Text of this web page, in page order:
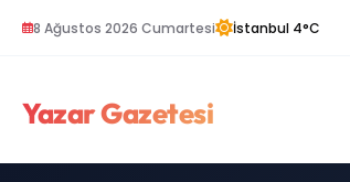
8 Ağustos 2026 Cumartesi İstanbul 4°C
Yazar Gazetesi